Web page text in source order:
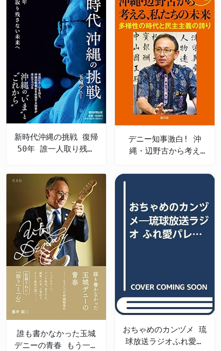
新時代沖縄の挑戦 復帰
50年 誰一人取り残さ
デニー知事激白! 沖
縄・辺野古から考え
誰も書かなかった玉城
デニーの青春 もう一つ
おちゃめのカンヅメ 琉
球放送ラジオふれ愛パ